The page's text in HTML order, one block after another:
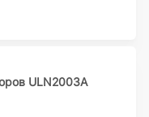
ULN2003A